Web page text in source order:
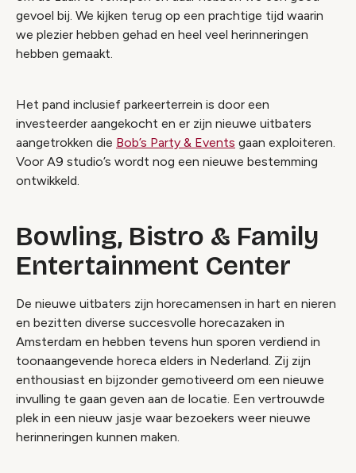
gevoel bij. We kijken terug op een prachtige tijd waarin
we plezier hebben gehad en heel veel herinneringen
hebben gemaakt.
Het pand inclusief parkeerterrein is door een
investeerder aangekocht en er zijn nieuwe uitbaters
aangetrokken die Bob’s Party & Events gaan exploiteren.
Voor A9 studio’s wordt nog een nieuwe bestemming
ontwikkeld.
Bowling, Bistro & Family
Entertainment Center
De nieuwe uitbaters zijn horecamensen in hart en nieren
en bezitten diverse succesvolle horecazaken in
Amsterdam en hebben tevens hun sporen verdiend in
toonaangevende horeca elders in Nederland. Zij zijn
enthousiast en bijzonder gemotiveerd om een nieuwe
invulling te gaan geven aan de locatie. Een vertrouwde
plek in een nieuw jasje waar bezoekers weer nieuwe
herinneringen kunnen maken.